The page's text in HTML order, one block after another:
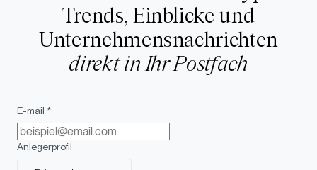
Trends, Einblicke und
Unternehmensnachrichten
direkt in Ihr Postfach
E-mail *
Anlegerprofil